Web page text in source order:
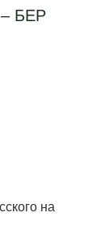
– БЕР
на